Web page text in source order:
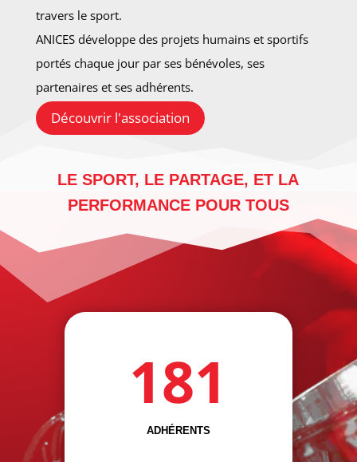
travers le sport.
ANICES développe des projets humains et sportifs
portés chaque jour par ses bénévoles, ses
partenaires et ses adhérents.
Découvrir l'association
LE SPORT, LE PARTAGE, ET LA
PERFORMANCE POUR TOUS
181
ADHÉRENTS